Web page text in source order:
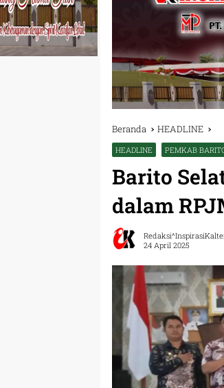
Beranda HEADLINE
HEADLINE PEMKAB
Barito
dalam
24 April 2025